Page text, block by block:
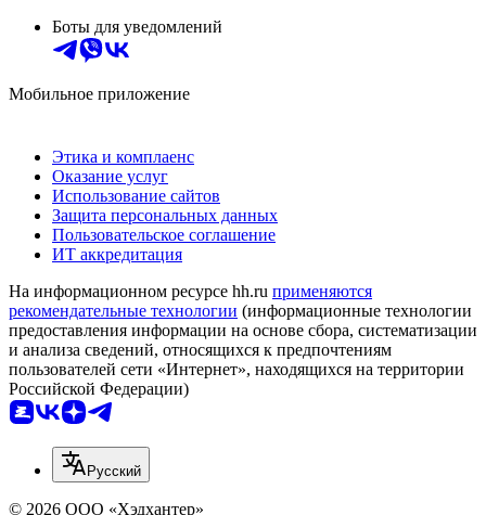
Боты для уведомлений
Мобильное приложение
Этика и комплаенс
Оказание услуг
Использование сайтов
Защита персональных данных
Пользовательское соглашение
ИТ аккредитация
На информационном ресурсе hh.ru применяются
рекомендательные технологии (информационные технологии
предоставления информации на основе сбора, систематизации
и анализа сведений, относящихся к предпочтениям
пользователей сети «Интернет», находящихся на территории
Российской Федерации)
Русский
© 2026 ООО «Хэдхантер»